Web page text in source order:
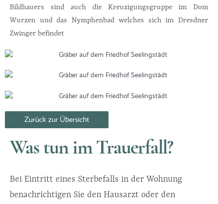
Bildhauers sind auch die Kreuzigungsgruppe im Dom
Wurzen und das Nymphenbad welches sich im Dresdner
Zwinger befindet
Zurück zur Übersicht
Was tun im Trauerfall?
Bei Eintritt eines Sterbefalls in der Wohnung
benachrichtigen Sie den Hausarzt oder den